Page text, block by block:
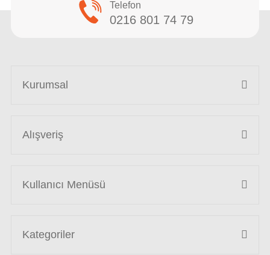
Telefon
0216 801 74 79
Kurumsal
Alışveriş
Kullanıcı Menüsü
Kategoriler